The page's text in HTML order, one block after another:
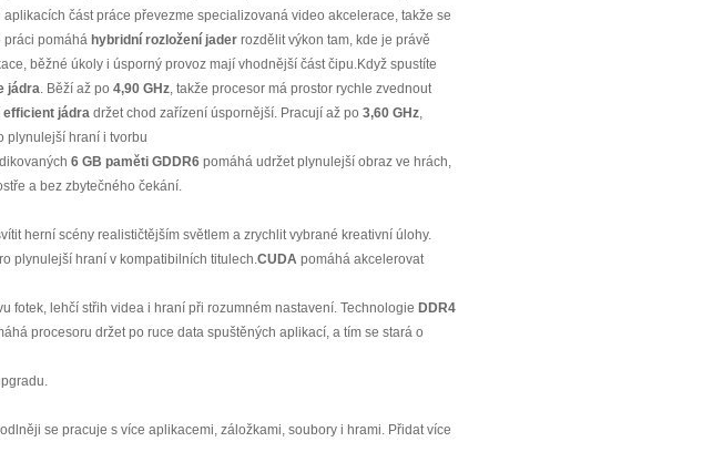
aplikacích část práce převezme specializovaná video akcelerace, takže se
práci pomáhá hybridní rozložení jader rozdělit výkon tam, kde je právě
běžné úkoly i úsporný provoz mají vhodnější část čipu.Když spustíte
jádra. Běží až po 4,90 GHz, takže procesor má prostor rychle zvednout
efficient jádra držet chod zařízení úspornější. Pracují až po 3,60 GHz,
plynulejší hraní i tvorbu
6 GB paměti GDDR6 pomáhá udržet plynulejší obraz ve hrách,
a bez zbytečného čekání.
herní scény realističtějším světlem a zrychlit vybrané kreativní úlohy.
plynulejší hraní v kompatibilních titulech.CUDA pomáhá akcelerovat
fotek, lehčí střih videa i hraní při rozumném nastavení. Technologie DDR4
procesoru držet po ruce data spuštěných aplikací, a tím se stará o
se pracuje s více aplikacemi, záložkami, soubory i hrami. Přidat více